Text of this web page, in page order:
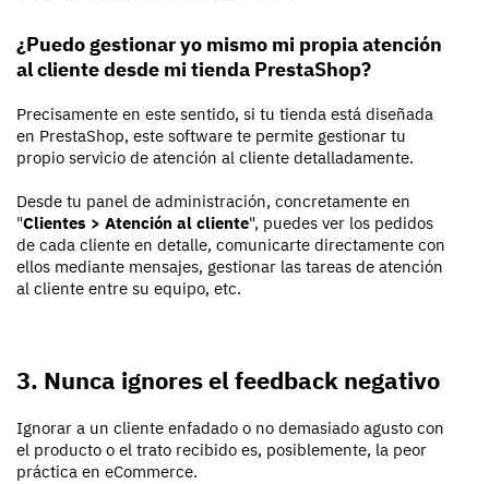
¿Puedo gestionar yo mismo mi propia atención
al cliente desde mi tienda PrestaShop?
Precisamente en este sentido, si tu tienda está diseñada
en PrestaShop, este software te permite gestionar tu
propio servicio de atención al cliente detalladamente.
Desde tu panel de administración, concretamente en
"Clientes > Atención al cliente", puedes ver los pedidos
de cada cliente en detalle, comunicarte directamente con
ellos mediante mensajes, gestionar las tareas de atención
al cliente entre su equipo, etc.
3. Nunca ignores el feedback negativo
Ignorar a un cliente enfadado o no demasiado agusto con
el producto o el trato recibido es, posiblemente, la peor
práctica en eCommerce.